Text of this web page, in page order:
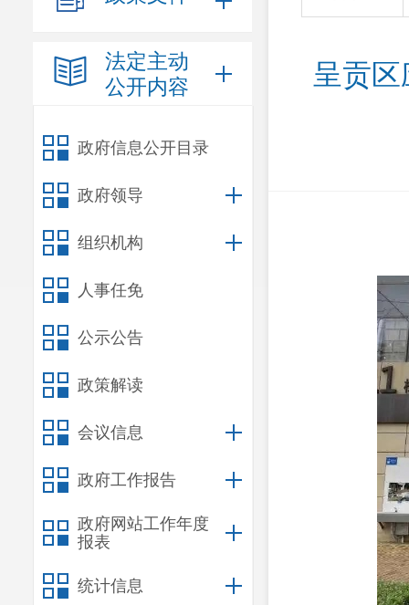
法定主动
公开内容
政府信息公开目录
政府领导
组织机构
人事任免
公示公告
政策解读
会议信息
政府工作报告
政府网站工作年度
报表
统计信息
呈贡